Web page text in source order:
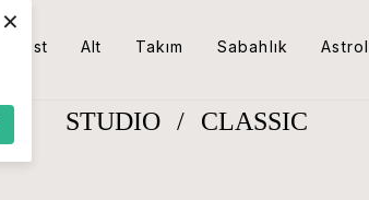
×
Üst Alt Takım Sabahlık
STUDIO / CLASSIC